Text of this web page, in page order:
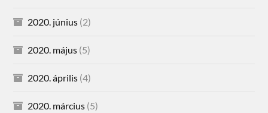
2020. június (2)
2020. május (5)
2020. április (4)
2020. március (5)